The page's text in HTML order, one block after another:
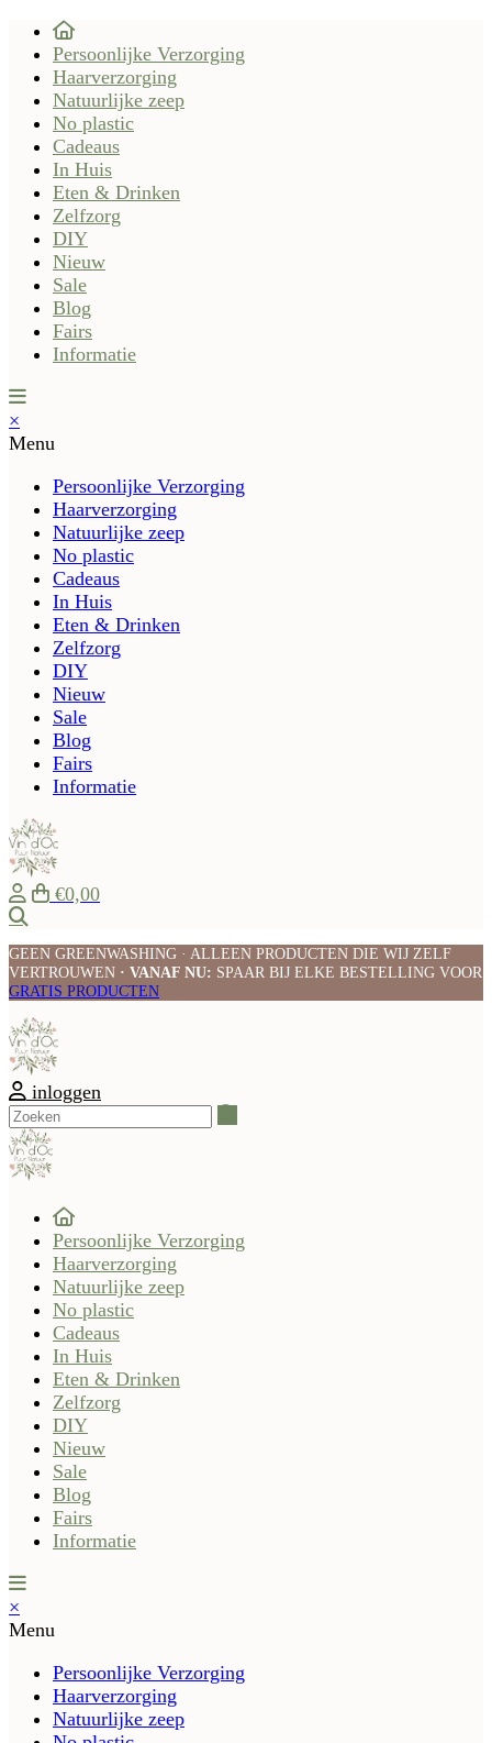
Persoonlijke Verzorging
Haarverzorging
Natuurlijke zeep
No plastic
Cadeaus
In Huis
Eten & Drinken
Zelfzorg
DIY
Nieuw
Sale
Blog
Fairs
Informatie
×
Menu
Persoonlijke Verzorging
Haarverzorging
Natuurlijke zeep
No plastic
Cadeaus
In Huis
Eten & Drinken
Zelfzorg
DIY
Nieuw
Sale
Blog
Fairs
Informatie
€0,00
GEEN GREENWASHING · ALLEEN PRODUCTEN DIE WIJ ZELF
VERTROUWEN · VANAF NU: SPAAR BIJ ELKE BESTELLING VOOR
GRATIS PRODUCTEN
inloggen
Persoonlijke Verzorging
Haarverzorging
Natuurlijke zeep
No plastic
Cadeaus
In Huis
Eten & Drinken
Zelfzorg
DIY
Nieuw
Sale
Blog
Fairs
Informatie
×
Menu
Persoonlijke Verzorging
Haarverzorging
Natuurlijke zeep